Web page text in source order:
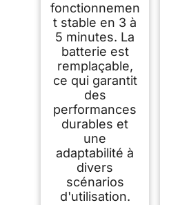
fonctionnemen
t stable en 3 à
5 minutes. La
batterie est
remplaçable,
ce qui garantit
des
performances
durables et
une
adaptabilité à
divers
scénarios
d'utilisation.